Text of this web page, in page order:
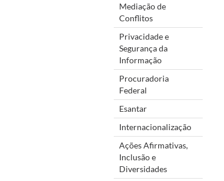
Mediação de
Conflitos
Privacidade e
Segurança da
Informação
Procuradoria
Federal
Esantar
Internacionalização
Ações Afirmativas,
Inclusão e
Diversidades